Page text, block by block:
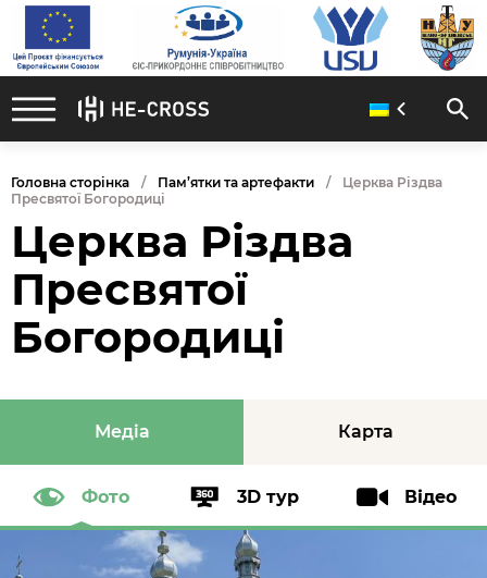
Головна сторінка Пам’ятки та артефакти
Церква Різдва
Пресвятої Богородиці
Церква Різдва
Пресвятої
Богородиці
Медіа Карта
Фото 3D тур Відео